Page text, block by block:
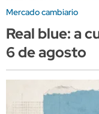
Mercado cambiario
Real blue: a
6 de agosto